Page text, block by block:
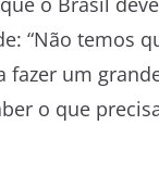
“Não temos
um
o que